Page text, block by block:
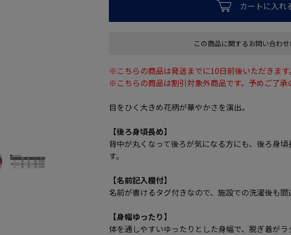
カートに入れ
この商品に関するお問い合わ
※こちらの商品は発送までに10日前後いただきます。
※こちらの商品は割引対象外商品です。予めご了承
目をひく大きめ花柄が華やかさを演出。
【後ろ身頃長め】
背中が丸くなって後ろが気になる方にも、後ろ身
す。
【名前記入欄付】
名前が書けるタグ付きなので、施設での洗濯後も間
【身幅ゆったり】
体を通しやすいゆったりとした身幅で、脱ぎ着がラ